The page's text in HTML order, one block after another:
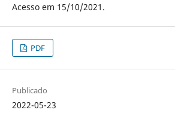
Acesso em 15/10/2021.
PDF
Publicado
2022-05-23